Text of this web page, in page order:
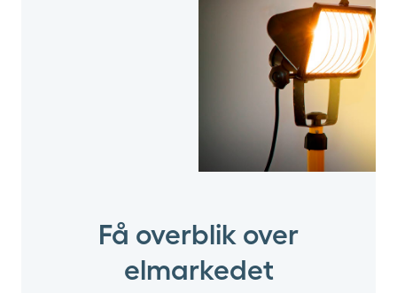
Få overblik over
elmarkedet